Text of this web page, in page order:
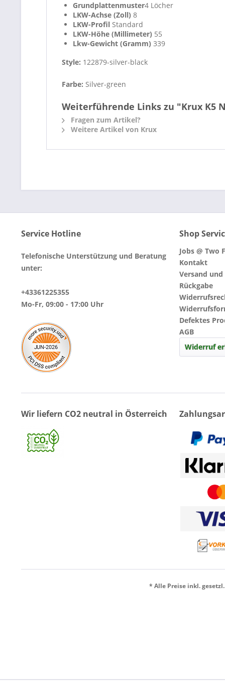
Grundplattenmuster4 Löcher
LKW-Achse (Zoll) 8
LKW-Profil Standard
LKW-Höhe (Millimeter) 55
Lkw-Gewicht (Gramm) 339
Style: 122879-silver-black
Farbe: Silver-green
Weiterführende Links zu "Krux K5
Fragen zum Artikel?
Weitere Artikel von Krux
Service Hotline
Telefonische Unterstützung und Beratung
unter:
+43361225355
Mo-Fr, 09:00 - 17:00 Uhr
Shop
Jobs @ Two
Kontakt
Versand
Rückgabe
Defektes
AGB
Widerruf
Wir liefern CO2 neutral in Österreich
* Alle Preise inkl.